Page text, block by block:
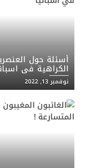
أسئلة حول
الكراهية في
نوفمبر 13, 2022